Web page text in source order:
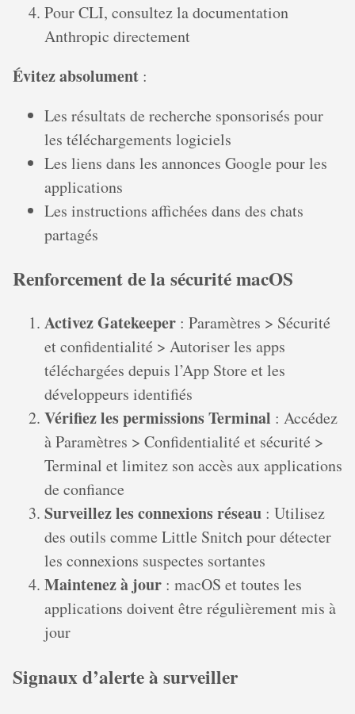
Pour CLI, consultez la documentation
Anthropic directement
Évitez absolument :
Les résultats de recherche sponsorisés pour
les téléchargements logiciels
Les liens dans les annonces Google pour les
applications
Les instructions affichées dans des chats
partagés
Renforcement de la sécurité macOS
Activez Gatekeeper : Paramètres > Sécurité
et confidentialité > Autoriser les apps
téléchargées depuis l’App Store et les
développeurs identifiés
Vérifiez les permissions Terminal : Accédez
à Paramètres > Confidentialité et sécurité >
Terminal et limitez son accès aux applications
de confiance
Surveillez les connexions réseau : Utilisez
des outils comme Little Snitch pour détecter
les connexions suspectes sortantes
Maintenez à jour : macOS et toutes les
applications doivent être régulièrement mis à
jour
Signaux d’alerte à surveiller